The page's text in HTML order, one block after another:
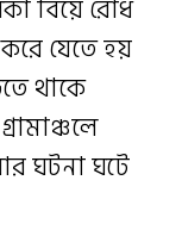
বিয়ে রোধ
যেতে হয়
থাকে
ঘটনা ঘটে